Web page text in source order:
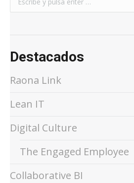
Destacados
Raona Link
Lean IT
Digital Culture
The Engaged Employee
Collaborative BI